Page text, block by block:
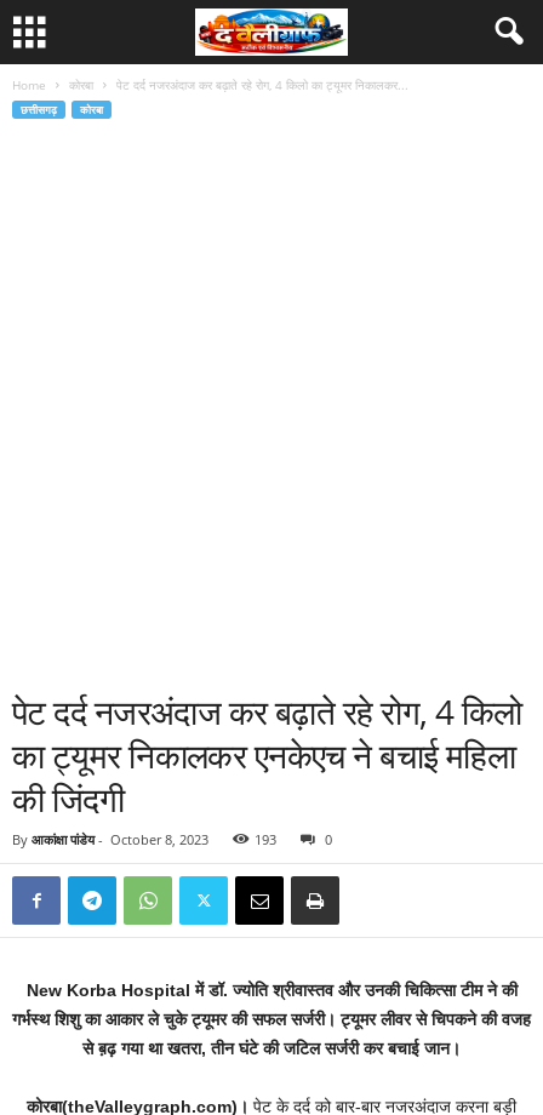
Home कोरबा पेट दर्द नजरअंदाज कर बढ़ाते रहे रोग, 4 किलो का ट्यूमर निकालकर...
छत्तीसगढ़ कोरबा
पेट दर्द नजरअंदाज कर बढ़ाते रहे रोग, 4 किलो
का ट्यूमर निकालकर एनकेएच ने बचाई महिला
की जिंदगी
By आकांक्षा पांडेय- October 8, 2023 193 0
New Korba Hospital में डॉ. ज्योति श्रीवास्तव और उनकी चिकित्सा टीम ने की
गर्भस्थ शिशु का आकार ले चुके ट्यूमर की सफल सर्जरी। ट्यूमर लीवर से चिपकने की वजह
से ब़ढ़ गया था खतरा, तीन घंटे की जटिल सर्जरी कर बचाई जान।
कोरबा(theValleygraph.com)। पेट के दर्द को बार-बार नजरअंदाज करना बड़ी